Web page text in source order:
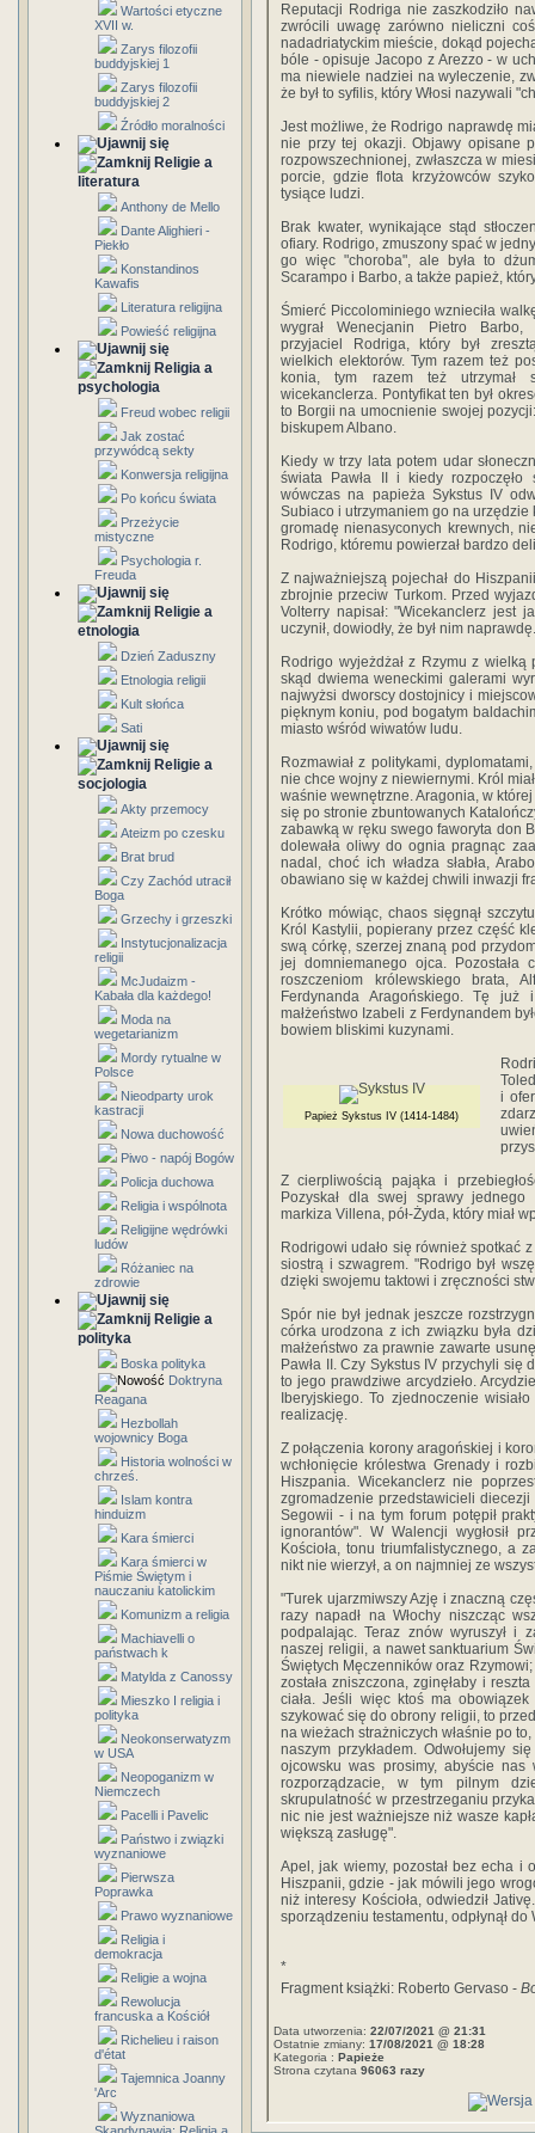
Wartości etyczne
XVII w.
Zarys filozofii
buddyjskiej 1
Zarys filozofii
buddyjskiej 2
Źródło moralności
Religie a
literatura
Anthony de Mello
Dante Alighieri -
Piekło
Konstandinos
Kawafis
Literatura religijna
Powieść religijna
Religia a
psychologia
Freud wobec religii
Jak zostać
przywódcą sekty
Konwersja religijna
Po końcu świata
Przeżycie
mistyczne
Psychologia r.
Freuda
Religie a
etnologia
Dzień Zaduszny
Etnologia religii
Kult słońca
Sati
Religie a
socjologia
Akty przemocy
Ateizm po czesku
Brat brud
Czy Zachód utracił
Boga
Grzechy i grzeszki
Instytucjonalizacja
religii
McJudaizm -
Kabała dla każdego!
Moda na
wegetarianizm
Mordy rytualne w
Polsce
Nieodparty urok
kastracji
Nowa duchowość
Piwo - napój Bogów
Policja duchowa
Religia i wspólnota
Religijne wędrówki
ludów
Różaniec na
zdrowie
Religie a
polityka
Boska polityka
Doktryna
Reagana
Hezbollah
wojownicy Boga
Historia wolności w
chrześ.
Islam kontra
hinduizm
Kara śmierci
Kara śmierci w
Piśmie Świętym i
nauczaniu katolickim
Komunizm a religia
Machiavelli o
państwach k
Matylda z Canossy
Mieszko I religia i
polityka
Neokonserwatyzm
w USA
Neopoganizm w
Niemczech
Pacelli i Pavelic
Państwo i związki
wyznaniowe
Pierwsza
Poprawka
Prawo wyznaniowe
Religia i
demokracja
Religie a wojna
Rewolucja
francuska a Kościół
Richelieu i raison
d'état
Tajemnica Joanny
'Arc
Wyznaniowa
Reputacji Rodriga nie zaszkodziło
zwrócili uwagę zarówno nieliczni
nadadriatyckim mieście, dokąd
bóle - opisuje Jacopo z Arezzo - w
ma niewiele nadziei na wyleczenie,
że był to syfilis, który Włosi nazywali
Jest możliwe, że Rodrigo naprawdę
nie przy tej okazji. Objawy opisane
rozpowszechnionej, zwłaszcza w
porcie, gdzie flota krzyżowców
tysiące ludzi.
Brak kwater, wynikające stąd
ofiary. Rodrigo, zmuszony spać w
go więc "choroba", ale była to
Scarampo i Barbo, a także papież,
Śmierć Piccolominiego wznieciła
wygrał Wenecjanin Pietro
przyjaciel Rodriga, który był
wielkich elektorów. Tym razem też
konia, tym razem też utrzymał
wicekanclerza. Pontyfikat ten był
to Borgii na umocnienie swojej
biskupem Albano.
Kiedy w trzy lata potem udar
świata Pawła II i kiedy rozpoczęło
wówczas na papieża Sykstus IV
Subiaco i utrzymaniem go na
gromadę nienasyconych krewnych,
Rodrigo, któremu powierzał bardzo
Z najważniejszą pojechał do
zbrojnie przeciw Turkom. Przed
Volterry napisał: "Wicekanclerz jest
uczynił, dowiodły, że był nim naprawdę.
Rodrigo wyjeżdżał z Rzymu z
skąd dwiema weneckimi galerami
najwyżsi dworscy dostojnicy i
pięknym koniu, pod bogatym
miasto wśród wiwatów ludu.
Rozmawiał z politykami,
nie chce wojny z niewiernymi. Król
waśnie wewnętrzne. Aragonia, w
się po stronie zbuntowanych
zabawką w ręku swego faworyta don
dolewała oliwy do ognia pragnąc
nadal, choć ich władza słabła,
obawiano się w każdej chwili inwazji
Krótko mówiąc, chaos sięgnął
Król Kastylii, popierany przez część
swą córkę, szerzej znaną pod
jej domniemanego ojca. Pozostała
roszczeniom królewskiego brata,
Ferdynanda Aragońskiego. Tę już
małżeństwo Izabeli z Ferdynandem
bowiem bliskimi kuzynami.
Papież Sykstus IV (1414-1484)
i
Z cierpliwością pająka i
Pozyskał dla swej sprawy jednego
markiza Villena, pół-Żyda, który miał
Rodrigowi udało się również spotkać
siostrą i szwagrem. "Rodrigo był
dzięki swojemu taktowi i zręczności
Spór nie był jednak jeszcze
córka urodzona z ich związku była
małżeństwo za prawnie zawarte
Pawła II. Czy Sykstus IV przychyli się
to jego prawdziwe arcydzieło.
Iberyjskiego. To zjednoczenie
realizację.
Z połączenia korony aragońskiej i
wchłonięcie królestwa Grenady i
Hiszpania. Wicekanclerz nie
zgromadzenie przedstawicieli
Segowii - i na tym forum potępił
ignorantów". W Walencji wygłosił
Kościoła, tonu triumfalistycznego, a
nikt nie wierzył, a on najmniej ze
"Turek ujarzmiwszy Azję i znaczną
razy napadł na Włochy niszcząc
podpalając. Teraz znów wyruszył i
naszej religii, a nawet sanktuarium
Świętych Męczenników oraz Rzymowi;
została zniszczona, zginęłaby i
ciała. Jeśli więc ktoś ma
szykować się do obrony religii, to
na wieżach strażniczych właśnie po
naszym przykładem. Odwołujemy
ojcowsku was prosimy, abyście nas
rozporządzacie, w tym pilnym
skrupulatność w przestrzeganiu
nic nie jest ważniejsze niż wasze
większą zasługę".
Apel, jak wiemy, pozostał bez echa i
Hiszpanii, gdzie - jak mówili jego
niż interesy Kościoła, odwiedził
sporządzeniu testamentu, odpłynął do
*
Fragment książki: Roberto Gervaso -
Data utworzenia: 22/07/2021 @ 21:31
Ostatnie zmiany: 17/08/2021 @ 18:28
Kategoria : Papieże
Strona czytana 96063 razy